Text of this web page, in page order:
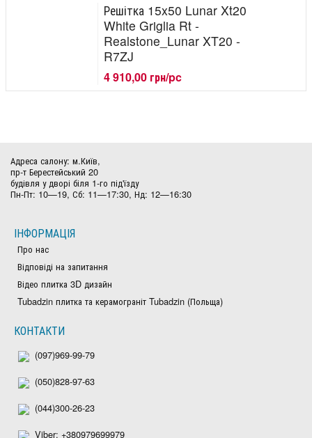
Решітка 15x50 Lunar Xt20
White Griglia Rt -
Realstone_Lunar XT20 -
R7ZJ
4 910,00 грн/pc
Адреса салону: м.Київ,
пр-т Берестейський 20
будівля у дворі біля 1-го під'їзду
Пн-Пт: 10—19, Сб: 11—17:30, Нд: 12—16:30
ІНФОРМАЦІЯ
Про нас
Відповіді на запитання
Відео плитка 3D дизайн
Tubadzin плитка та керамограніт Tubadzin (Польща)
КОНТАКТИ
(097)969-99-79
(050)828-97-63
(044)300-26-23
Viber: +380979699979